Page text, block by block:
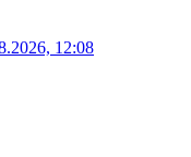
12:08